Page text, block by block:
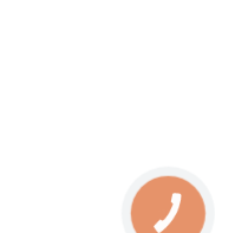
КНОПКА
СВЯЗИ